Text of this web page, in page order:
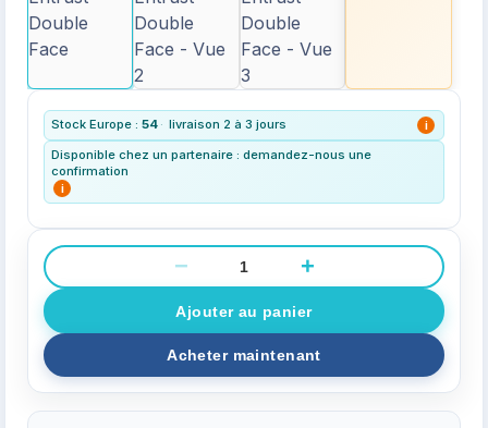
Stock Europe : 54 · livraison 2 à 3 jours i
Disponible chez un partenaire : demandez-nous une
confirmation
i
− +